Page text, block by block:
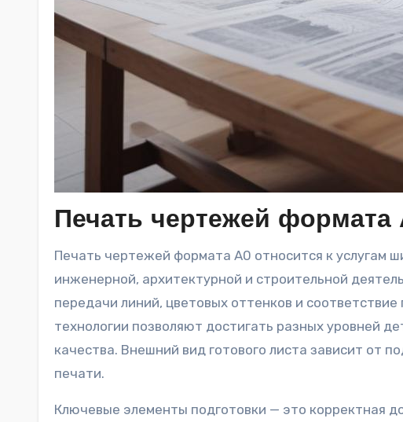
Печать чертежей
Печать чертежей формата А0 относится к услугам широкоформатной печати, применяемой в
инженерной, архитектурной и строительной
передачи линий, цветовых оттенков и
технологии позволяют достигать разных уровней
качества. Внешний вид готового листа зависит от
печати.
Ключевые элементы подготовки — это корректная